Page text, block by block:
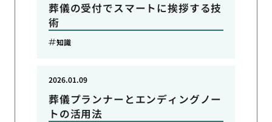
葬儀の受付でスマートに挨拶する技
術
知識
葬儀プランナーとエンディングノー
トの活用法
2026.01.09